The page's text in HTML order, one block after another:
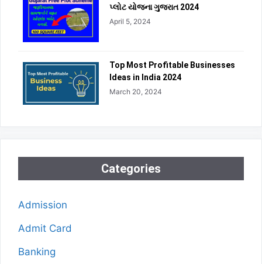
પ્લોટ યોજના ગુજરાત 2024
April 5, 2024
Top Most Profitable Businesses
Ideas in India 2024
March 20, 2024
Categories
Admission
Admit Card
Banking